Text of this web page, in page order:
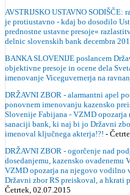
AVSTRIJSKO USTAVNO
je protiustavno - kdaj bo dosodilo
prednostne ustavne presoje«
delnic slovenskih bank decembra
BANKA SLOVENIJE poslancem
objektivne presoje in ocene dela
imenovanje Viceguvernerja na
DRŽAVNI ZBOR - alarmantni apel
ponovnem imenovanju kazensko
Slovenije Fabijana - VZMD
sanaciji bank, ki naj bi jo Državni
imenoval ključnega akterja!?! -
DRŽAVNI ZBOR - ogorčenje nad
dosedanjemu, kazensko
VZMD opozarja na njegovo vodilno
Državni zbor RS preiskoval, a hkrati
Četrtek, 02.07.2015